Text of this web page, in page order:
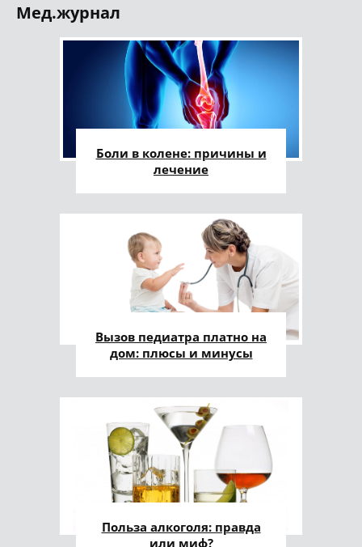
Мед.журнал
Боли в колене: причины и
лечение
Вызов педиатра платно на
дом: плюсы и минусы
Польза алкоголя: правда
или миф?